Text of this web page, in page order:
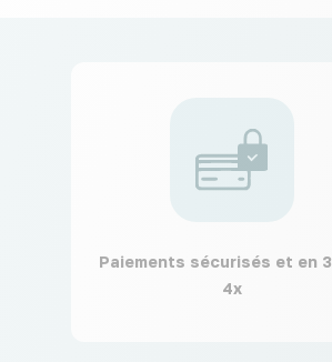
Paiements sécurisés et en
4x